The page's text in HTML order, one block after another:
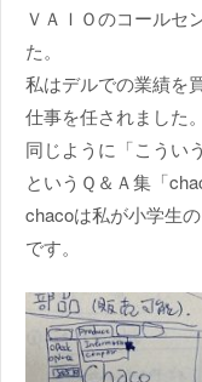
ＶＡＩＯのコールセ
た。
私はデルでの業績を
仕事を任されました。
同じように「こうい
というＱ＆Ａ集「
chacoは私が小学生
です。